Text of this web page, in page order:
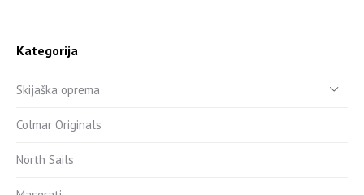
Kategorija
Skijaška oprema
Colmar Originals
North Sails